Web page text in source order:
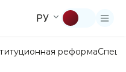
РУ
реформа